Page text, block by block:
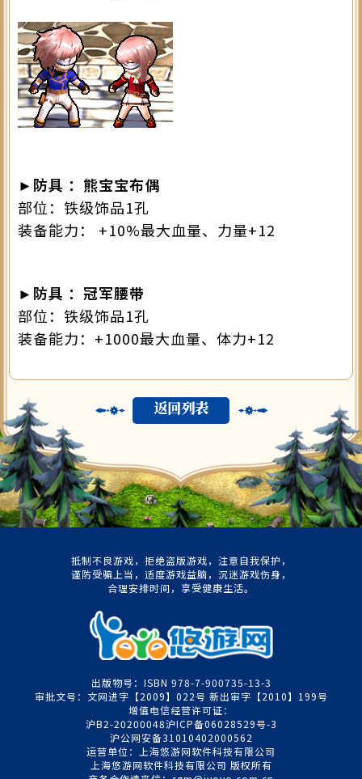
►防具 ：熊宝宝布偶
部位：铁级饰品1孔
装备能力： +10%最大血量、力量+12
►防具 ：冠军腰带
部位：铁级饰品1孔
装备能力：+1000最大血量、体力+12
返回列表
抵制不良游戏，拒绝盗版游戏，注意自我保护，
谨防受骗上当，适度游戏益脑，沉迷游戏伤身，
合理安排时间，享受健康生活。
出版物号：ISBN 978-7-900735-13-3
审批文号：文网进字【2009】022号 新出审字【2010】199号
增值电信经营许可证：
沪B2-20200048沪ICP备06028529号-3
沪公网安备31010402000562
运营单位：上海悠游网软件科技有限公司
上海悠游网软件科技有限公司 版权所有